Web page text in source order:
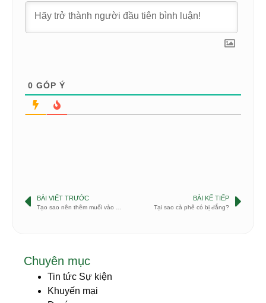
0 GÓP Ý
BÀI VIẾT TRƯỚC
Tạo sao nên thêm muối vào cà phê?
BÀI KẾ TIẾP
Tại sao cà phê có bị đắng?
Chuyên mục
Tin tức Sự kiện
Khuyến mại